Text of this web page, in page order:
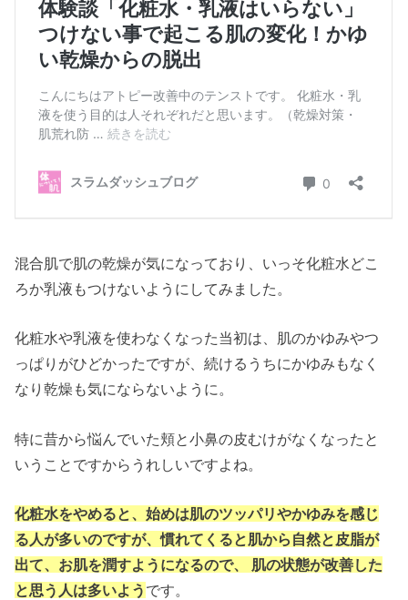
混合肌で肌の乾燥が気になっており、いっそ化粧水どこ
ろか乳液もつけないようにしてみました。
化粧水や乳液を使わなくなった当初は、肌のかゆみやつ
っぱりがひどかったですが、続けるうちにかゆみもなく
なり乾燥も気にならないように。
特に昔から悩んでいた頬と小鼻の皮むけがなくなったと
いうことですからうれしいですよね。
化粧水をやめると、始めは肌のツッパリやかゆみを感じ
る人が多いのですが、慣れてくると肌から自然と皮脂が
出て、お肌を潤すようになるので、 肌の状態が改善した
と思う人は多いよう です。